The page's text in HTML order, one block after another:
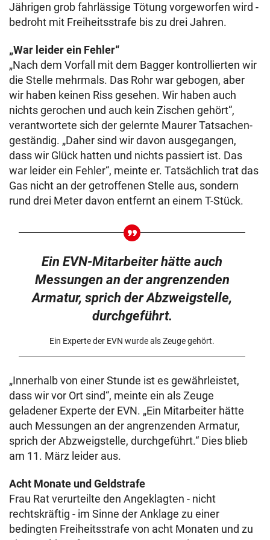
Jährigen grob fahrlässige Tötung vorgeworfen wird -
bedroht mit Freiheitsstrafe bis zu drei Jahren.
„War leider ein Fehler“
„Nach dem Vorfall mit dem Bagger kontrollierten wir
die Stelle mehrmals. Das Rohr war gebogen, aber
wir haben keinen Riss gesehen. Wir haben auch
nichts gerochen und auch kein Zischen gehört“,
verantwortete sich der gelernte Maurer Tatsachen-
geständig. „Daher sind wir davon ausgegangen,
dass wir Glück hatten und nichts passiert ist. Das
war leider ein Fehler“, meinte er. Tatsächlich trat das
Gas nicht an der getroffenen Stelle aus, sondern
rund drei Meter davon entfernt an einem T-Stück.
Ein EVN-Mitarbeiter hätte auch
Messungen an der angrenzenden
Armatur, sprich der Abzweigstelle,
durchgeführt.
Ein Experte der EVN wurde als Zeuge gehört.
„Innerhalb von einer Stunde ist es gewährleistet,
dass wir vor Ort sind“, meinte ein als Zeuge
geladener Experte der EVN. „Ein Mitarbeiter hätte
auch Messungen an der angrenzenden Armatur,
sprich der Abzweigstelle, durchgeführt.“ Dies blieb
am 11. März leider aus.
Acht Monate und Geldstrafe
Frau Rat verurteilte den Angeklagten - nicht
rechtskräftig - im Sinne der Anklage zu einer
bedingten Freiheitsstrafe von acht Monaten und zu